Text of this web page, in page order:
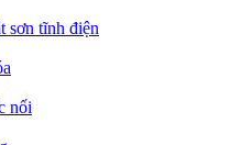
sơn tĩnh điện
nối